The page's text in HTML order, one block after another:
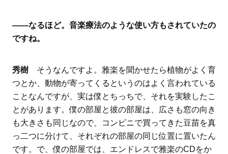
――なるほど。音楽療法のような使い方もされていたの
ですね。
秀樹そうなんですよ。雅楽を聞かせたら植物がよく育
つとか、動物が寄ってくるというのはよく言われている
ことなんですが、実は僕とちっちで、それを実験したこ
とがあります。僕の部屋と彼の部屋は、広さも窓の向き
も大きさも同じなので、コンビニで買ってきた豆苗を真
っ二つに分けて、それぞれの部屋の同じ位置に置いたん
です。で、僕の部屋では、エンドレスで雅楽のCDをか